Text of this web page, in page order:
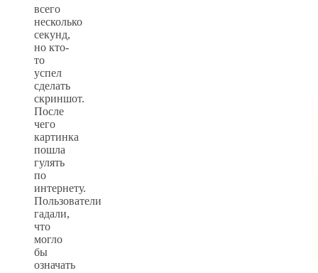
всего
несколько
секунд,
но кто-
то
успел
сделать
скриншот.
После
чего
картинка
пошла
гулять
по
интернету.
Пользователи
гадали,
что
могло
бы
означать